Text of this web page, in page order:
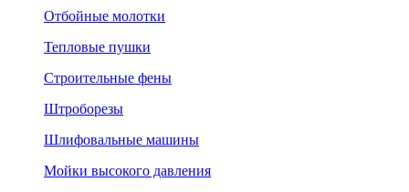
Отбойные молотки
Тепловые пушки
Строительные фены
Штроборезы
Шлифовальные машины
Мойки высокого давления